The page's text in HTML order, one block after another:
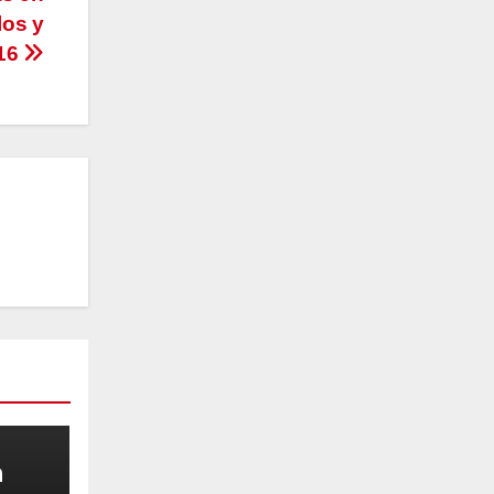
y